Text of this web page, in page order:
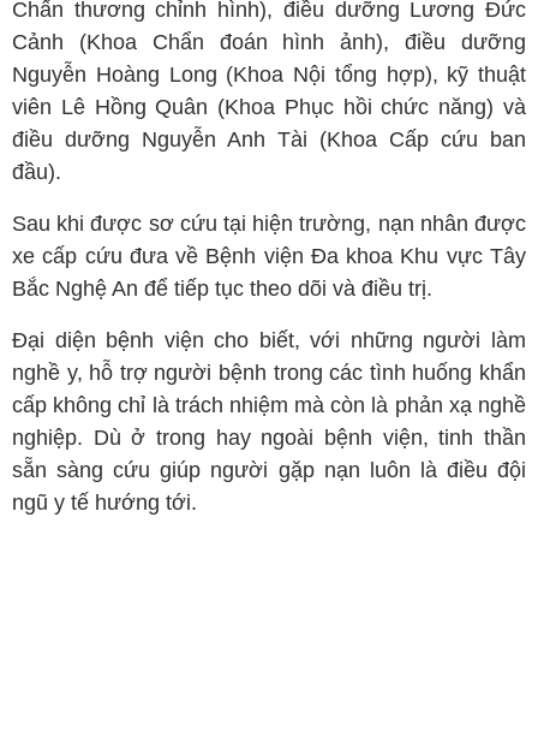
Chấn thương chỉnh hình), điều dưỡng Lương Đức
Cảnh (Khoa Chẩn đoán hình ảnh), điều dưỡng
Nguyễn Hoàng Long (Khoa Nội tổng hợp), kỹ thuật
viên Lê Hồng Quân (Khoa Phục hồi chức năng) và
điều dưỡng Nguyễn Anh Tài (Khoa Cấp cứu ban
đầu).
Sau khi được sơ cứu tại hiện trường, nạn nhân được
xe cấp cứu đưa về Bệnh viện Đa khoa Khu vực Tây
Bắc Nghệ An để tiếp tục theo dõi và điều trị.
Đại diện bệnh viện cho biết, với những người làm
nghề y, hỗ trợ người bệnh trong các tình huống khẩn
cấp không chỉ là trách nhiệm mà còn là phản xạ nghề
nghiệp. Dù ở trong hay ngoài bệnh viện, tinh thần
sẵn sàng cứu giúp người gặp nạn luôn là điều đội
ngũ y tế hướng tới.